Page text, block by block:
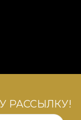
РАССЫЛКУ!